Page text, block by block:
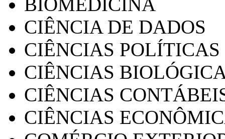
CIÊNCIA DE DADOS
CIÊNCIAS POLÍTICAS
CIÊNCIAS
CIÊNCIAS
CIÊNCIAS